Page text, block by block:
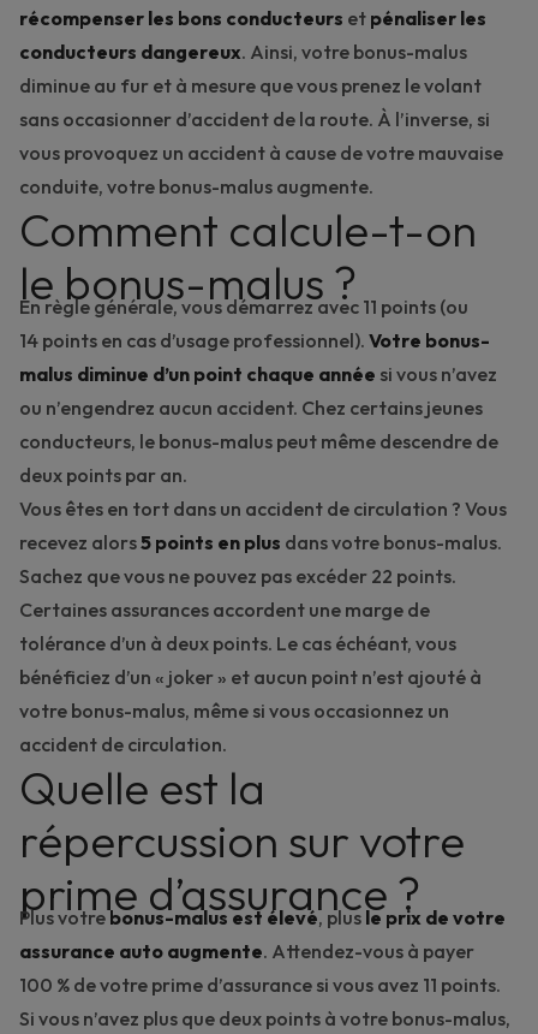
récompenser les bons conducteurs et pénaliser les
conducteurs dangereux. Ainsi, votre bonus-malus
diminue au fur et à mesure que vous prenez le volant
sans occasionner d’accident de la route. À l’inverse, si
vous provoquez un accident à cause de votre mauvaise
conduite, votre bonus-malus augmente.
Comment calcule-t-on
le bonus-malus ?
En règle générale, vous démarrez avec 11 points (ou
14 points en cas d’usage professionnel). Votre bonus-
malus diminue d’un point chaque année si vous n’avez
ou n’engendrez aucun accident. Chez certains jeunes
conducteurs, le bonus-malus peut même descendre de
deux points par an.
Vous êtes en tort dans un accident de circulation ? Vous
recevez alors5 points en plus dans votre bonus-malus.
Sachez que vous ne pouvez pas excéder 22 points.
Certaines assurances accordent une marge de
tolérance d’un à deux points. Le cas échéant, vous
bénéficiez d’un « joker » et aucun point n’est ajouté à
votre bonus-malus, même si vous occasionnez un
accident de circulation.
Quelle est la
répercussion sur votre
prime d’assurance ?
Plus votrebonus-malus est élevé, plus le prix de votre
assurance auto augmente. Attendez-vous à payer
100 % de votre prime d’assurance si vous avez 11 points.
Si vous n’avez plus que deux points à votre bonus-malus,